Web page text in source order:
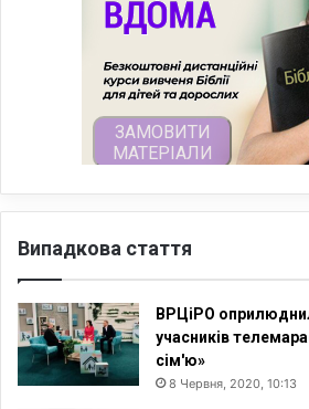
Випадкова стаття
ВРЦіРО
учасників
сім'ю»
8 Червня, 2020, 10:13